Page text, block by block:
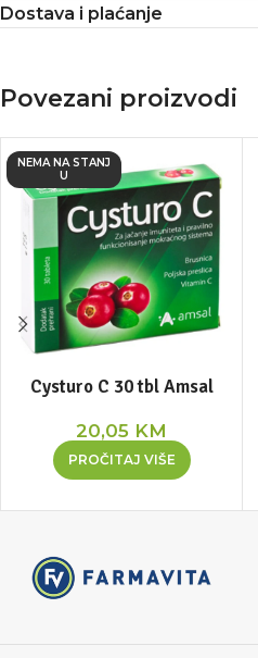
Dostava i plaćanje
Povezani proizvodi
NEMA NA STANJ
U
Cysturo C 30 tbl Amsal
20,05 KM
PROČITAJ VIŠE